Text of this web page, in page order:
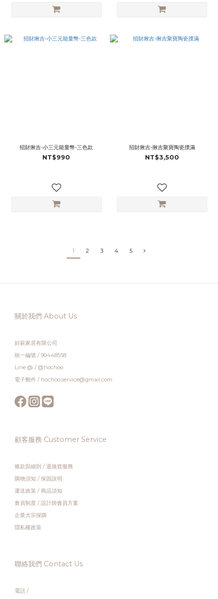
招財揪吉-小三元能量幣-三色款
NT$990
招財揪吉-揪吉聚寶陶瓷撲滿
NT$3,500
1 2 3 4 5
關於我們 About Us
好萩家居有限公司
統一編號 / 90448558
Line @ / @hochoo
電子郵件 / hochoo.service@gmail.com
顧客服務 Customer Service
條款與細則 / 退換貨服務
購物須知 / 保固說明
運送政策 / 商品須知
會員制度 / 設計師會員方案
企業大宗採購
隱私權政策
聯絡我們 Contact Us
電話 /